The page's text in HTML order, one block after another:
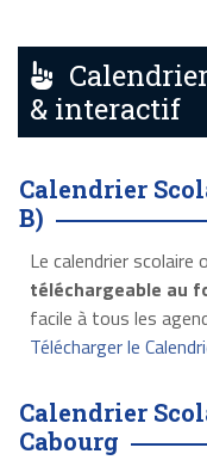
& interactif
Calendrier
B)
Le calendrier
téléchargeable au
facile à tous les
Télécharger le
Calendrier
Cabourg